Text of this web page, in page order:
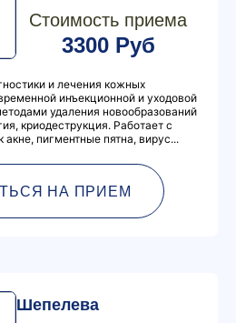
Стоимость приема
3300 Руб
и лечения кожных
инъекционной и уходовой
удаления новообразований
криодеструкция. Работает с
пигментные пятна, вирус...
НА ПРИЕМ
Шепелева